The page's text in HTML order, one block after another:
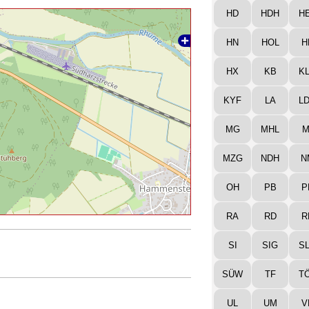
HD HDH
HN HOL
HX KB
KYF LA
MG MHL
MZG NDH
OH PB
RA RD
SI SIG
SÜW TF
UL UM